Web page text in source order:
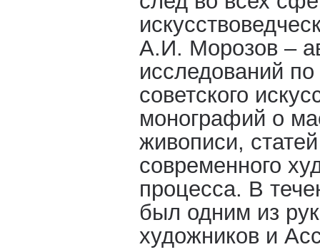
А.И. Морозов –
исследований по
советского
монографий о
живописи,
современного
процесса. В
был одним из
художников и